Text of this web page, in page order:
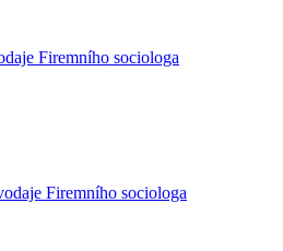
Firemního sociologa
Firemního sociologa